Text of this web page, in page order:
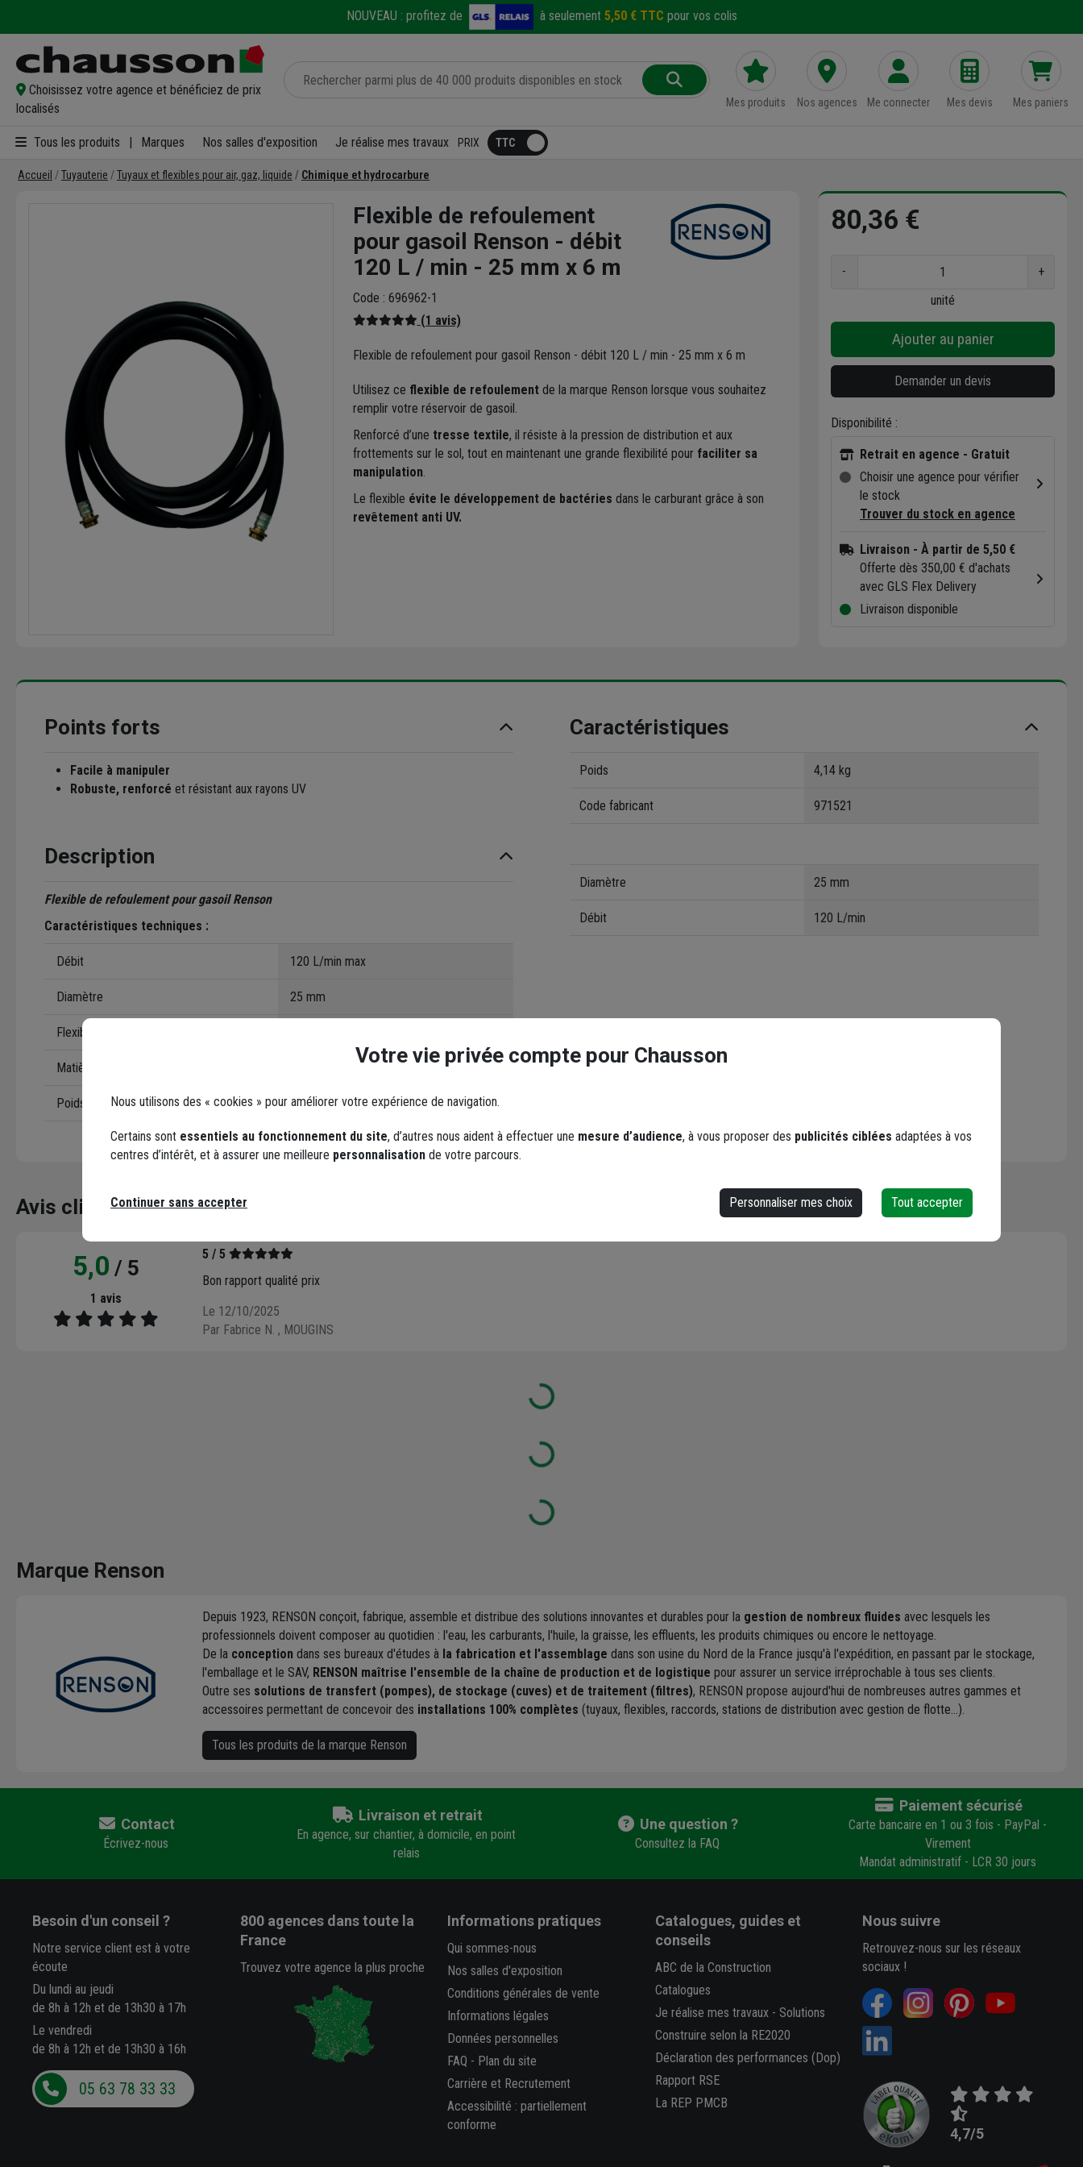
NOUVEAU : profitez de à seulement 5,50 € TTC pour vos colis
Choisissez votre agence et bénéficiez de prix
localisés
Mes produits Nos agences Me connecter Mes devis Mes paniers
Tous les produits Marques Nos salles d'exposition Je réalise mes travaux PRIX
Accueil Tuyauterie Tuyaux et flexibles pour air, gaz, liquide Chimique et hydrocarbure
Flexible de refoulement
pour gasoil Renson - débit
120 L / min - 25 mm x 6 m
Code : 696962-1
(1 avis)
Flexible de refoulement pour gasoil Renson - débit 120 L / min - 25 mm x 6 m
Utilisez ce flexible de refoulementde la marque Renson lorsque vous souhaitez
remplir votre réservoir de gasoil.
Renforcé d’une tresse textile, il résiste à la pression de distribution et aux
frottements sur le sol, tout en maintenant une grande flexibilité pour faciliter sa
manipulation.
Le flexible évite le développement de bactéries dans le carburant grâce à son
revêtement anti UV.
80,36 €
-
+
unité
Ajouter au panier
Demander un devis
Disponibilité :
Retrait en agence - Gratuit
Choisir une agence pour vérifier
le stock
Trouver du stock en agence
Livraison - À partir de 5,50 €
Offerte dès 350,00 € d'achats
avec GLS Flex Delivery
Livraison disponible
Points forts
Facile à manipuler
Robuste, renforcé et résistant aux rayons UV
Description
Flexible de refoulement pour gasoil Renson
Caractéristiques techniques :
Débit 120 L/min max
Diamètre 25 mm
Flexible
Matière flexible
Poids 4 kg
Caractéristiques
Poids 4,14 kg
Code fabricant 971521
Diamètre 25 mm
Débit 120 L/min
Avis clientsSeuls les clients ayant commandé ce produit peuvent laisser un commentaire
5,0 / 5
1 avis
5 / 5
Bon rapport qualité prix
Le 12/10/2025
Par Fabrice N. , MOUGINS
Loading...
Loading...
Loading...
Marque Renson
Depuis 1923, RENSON conçoit, fabrique, assemble et distribue des solutions innovantes et durables pour la gestion de nombreux fluides avec lesquels les
professionnels doivent composer au quotidien : l'eau, les carburants, l'huile, la graisse, les effluents, les produits chimiques ou encore le nettoyage.
De la conception dans ses bureaux d'études à la fabrication et l'assemblage dans son usine du Nord de la France jusqu'à l'expédition, en passant par le stockage,
l'emballage et le SAV, RENSON maîtrise l'ensemble de la chaîne de production et de logistique pour assurer un service irréprochable à tous ses clients.
Outre ses solutions de transfert (pompes), de stockage (cuves) et de traitement (filtres), RENSON propose aujourd'hui de nombreuses autres gammes et
accessoires permettant de concevoir des installations 100% complètes (tuyaux, flexibles, raccords, stations de distribution avec gestion de flotte...).
Tous les produits de la marque Renson
Contact
Écrivez-nous
Livraison et retrait
En agence, sur chantier, à domicile, en point
relais
Une question ?
Consultez la FAQ
Paiement sécurisé
Carte bancaire en 1 ou 3 fois - PayPal -
Virement
Mandat administratif - LCR 30 jours
Besoin d'un conseil ?
Notre service client est à votre
écoute
Du lundi au jeudi
de 8h à 12h et de 13h30 à 17h
Le vendredi
de 8h à 12h et de 13h30 à 16h
05 63 78 33 33
800 agencesdans toute la
France
Trouvez votre agence la plus proche
Informations pratiques
Qui sommes-nous
Nos salles d'exposition
Conditions générales de vente
Informations légales
Données personnelles
FAQ - Plan du site
Carrière et Recrutement
Accessibilité : partiellement
conforme
Catalogues, guides et
conseils
ABC de la Construction
Catalogues
Je réalise mes travaux- Solutions
Construire selon la RE2020
Déclaration des performances (Dop)
Rapport RSE
La REP PMCB
Nous suivre
Retrouvez-nous sur les réseaux
sociaux !
4,7/5
Votre vie privée compte pour Chausson
Nous utilisons des « cookies » pour améliorer votre expérience de navigation.
Certains sont essentiels au fonctionnement du site, d’autres nous aident à effectuer une mesure d’audience, à vous proposer des publicités ciblées adaptées à vos
centres d’intérêt, et à assurer une meilleure personnalisation de votre parcours.
Personnaliser mes choix Tout accepter
Continuer sans accepter